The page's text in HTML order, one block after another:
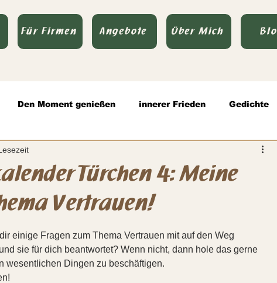
Für Firmen Angebote Über Mich
Den Moment genießen innerer Frieden Gedichte
Authentische
Türchen 4: Meine
Vertrauen!
einige Fragen zum Thema Vertrauen mit auf den Weg
sie für dich beantwortet? Wenn nicht, dann hole das gerne
wesentlichen Dingen zu beschäftigen.